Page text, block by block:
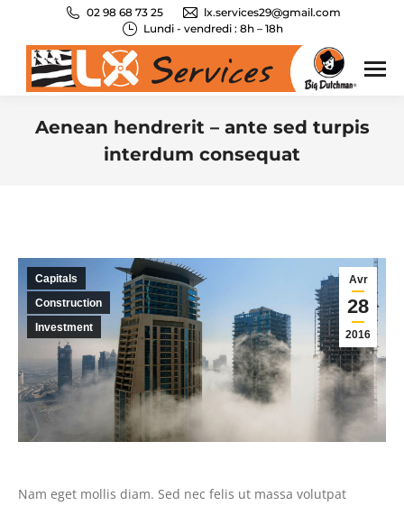
02 98 68 73 25
lx.services29@gmail.com
Lundi - vendredi : 8h – 18h
Aenean hendrerit – ante sed turpis
interdum consequat
Avr
28
2016
Capitals
Construction
Investment
Nam eget mollis diam. Sed nec felis ut massa volutpat